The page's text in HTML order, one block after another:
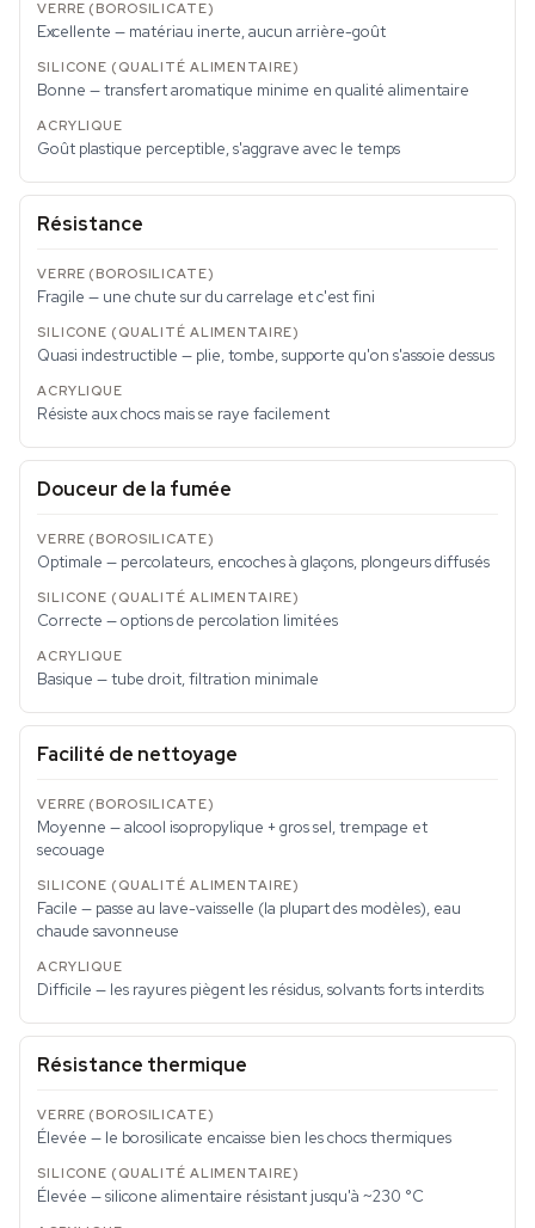
Excellente — matériau inerte, aucun arrière-goût
Bonne — transfert aromatique minime en qualité alimentaire
Goût plastique perceptible, s'aggrave avec le temps
Résistance
Fragile — une chute sur du carrelage et c'est fini
Quasi indestructible — plie, tombe, supporte qu'on s'assoie dessus
Résiste aux chocs mais se raye facilement
Douceur de la fumée
Optimale — percolateurs, encoches à glaçons, plongeurs diffusés
Correcte — options de percolation limitées
Basique — tube droit, filtration minimale
Facilité de nettoyage
Moyenne — alcool isopropylique + gros sel, trempage et
secouage
Facile — passe au lave-vaisselle (la plupart des modèles), eau
chaude savonneuse
Difficile — les rayures piègent les résidus, solvants forts interdits
Résistance thermique
Élevée — le borosilicate encaisse bien les chocs thermiques
Élevée — silicone alimentaire résistant jusqu'à ~230 °C